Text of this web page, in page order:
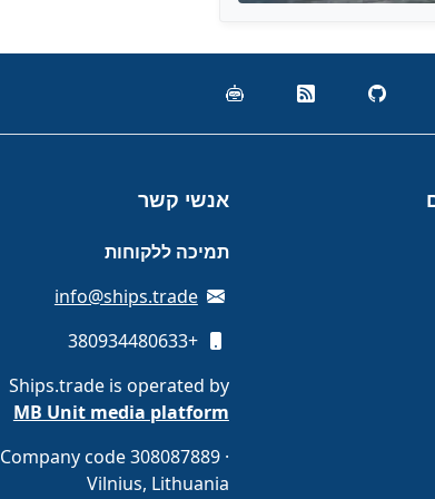
אנשי קשר
תמיכה ללקוחות
info@ships.trade
+380934480633
Ships.trade is operated by
MB Unit media platform
Company code 308087889 ·
Vilnius, Lithuania